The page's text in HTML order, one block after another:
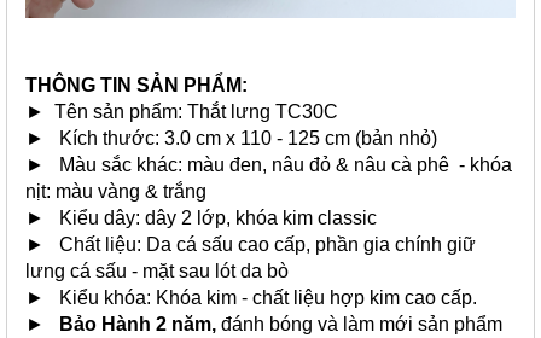
THÔNG TIN SẢN PHẨM:
► Tên sản phẩm: Thắt lưng TC30C
► Kích thước: 3.0 cm x 110 - 125 cm (bản nhỏ)
► Màu sắc khác: màu đen, nâu đỏ & nâu cà phê - khóa
nịt: màu vàng & trắng
► Kiểu dây: dây 2 lớp, khóa kim classic
► Chất liệu: Da cá sấu cao cấp, phần gia chính giữ
lưng cá sấu - mặt sau lót da bò
► Kiểu khóa: Khóa kim - chất liệu hợp kim cao cấp.
►
Bảo Hành 2 năm, đánh bóng và làm mới sản phẩm